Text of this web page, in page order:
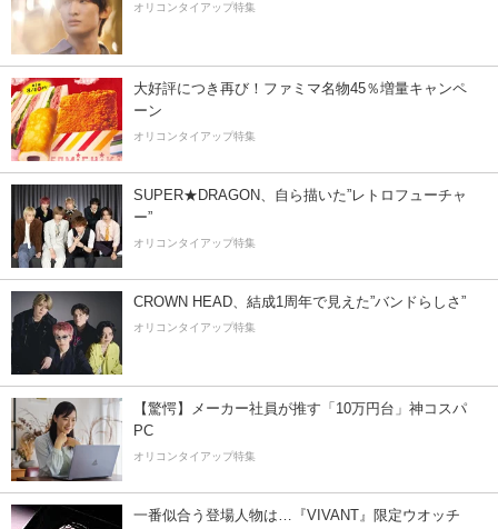
オリコンタイアップ特集
大好評につき再び！ファミマ名物45％増量キャンペ
ーン
オリコンタイアップ特集
SUPER★DRAGON、自ら描いた”レトロフューチャ
ー”
オリコンタイアップ特集
CROWN HEAD、結成1周年で見えた”バンドらしさ”
オリコンタイアップ特集
【驚愕】メーカー社員が推す「10万円台」神コスパ
PC
オリコンタイアップ特集
一番似合う登場人物は…『VIVANT』限定ウオッチ